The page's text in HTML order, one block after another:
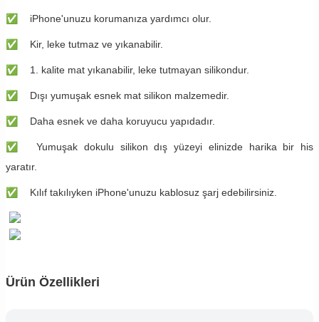
✅ iPhone'unuzu korumanıza yardımcı olur.
✅ Kir, leke tutmaz ve yıkanabilir.
✅ 1. kalite mat yıkanabilir, leke tutmayan silikondur.
✅ Dışı yumuşak esnek mat silikon malzemedir.
✅ Daha esnek ve daha koruyucu yapıdadır.
✅Yumuşak dokulu silikon dış yüzeyi elinizde harika bir his
yaratır.
✅ Kılıf takılıyken iPhone'unuzu kablosuz şarj edebilirsiniz.
Ürün Özellikleri